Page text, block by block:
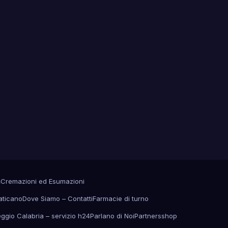
Cremazioni ed Esumazioni
Dove Siamo – ContattiFarmacie di turno
Calabria – servizio h24Parlano di NoiPartnersshop